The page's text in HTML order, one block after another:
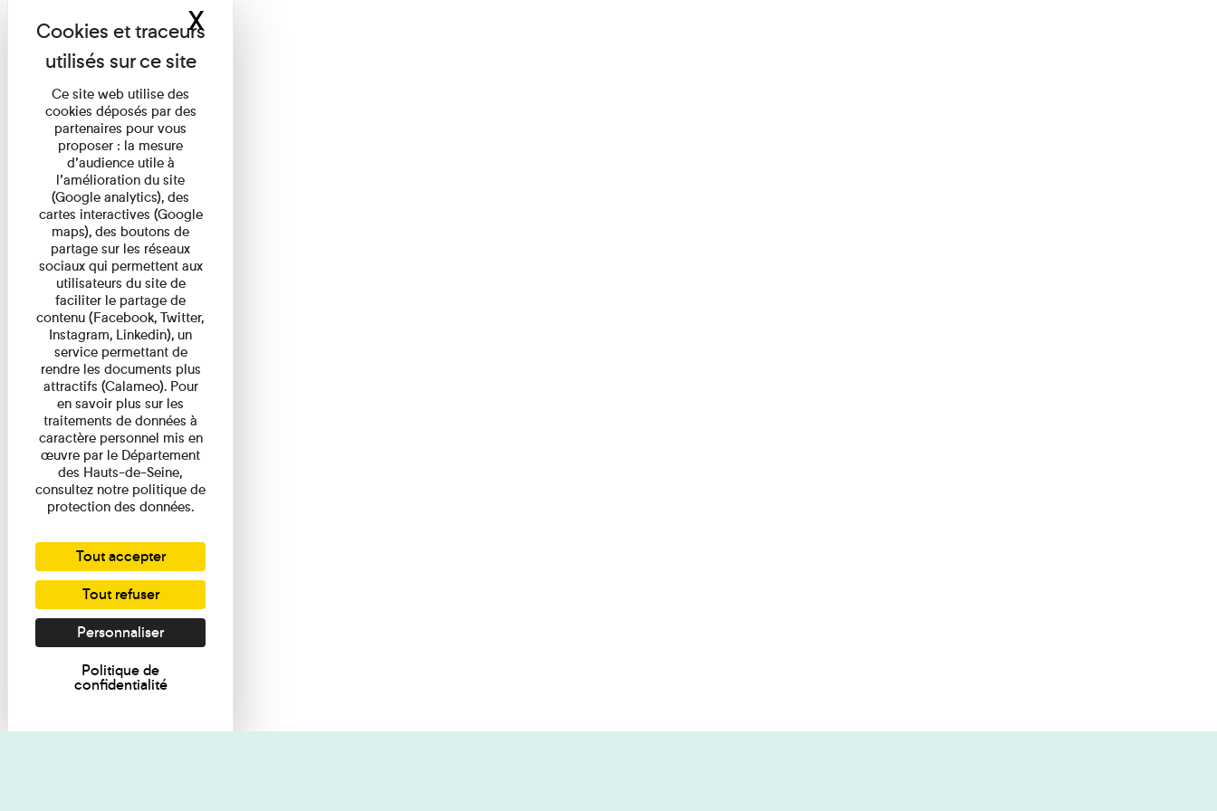
Ce site web utilise des
cookies déposés par des
partenaires pour vous
proposer : la mesure
d’audience utile à
l’amélioration du site
(Google analytics), des
cartes interactives (Google
maps), des boutons de
partage sur les réseaux
sociaux qui permettent aux
utilisateurs du site de
faciliter le partage de
contenu (Facebook, Twitter,
Instagram, Linkedin), un
service permettant de
rendre les documents plus
attractifs (Calameo). Pour
en savoir plus sur les
traitements de données à
caractère personnel mis en
œuvre par le Département
des Hauts-de-Seine,
consultez notre politique de
protection des données.
Tout accepter
Tout refuser
Personnaliser
Politique de
confidentialité
XMasquer le bandeau des cookies